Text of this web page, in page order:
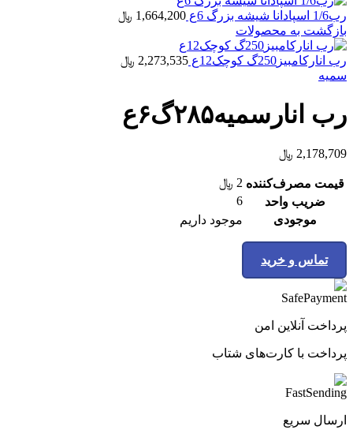
رب1/6 اسپادانا شیشه بزرگ 6ع 1,664,200 ﷼
بازگشت به محصولات
رب انارکامبیز250گ کوچک12ع 2,273,535 ﷼
سمیه
رب انارسمیه۲۸۵گ۶ع
2,178,709 ﷼
قیمت مصرف‌کننده 2 ﷼
ضریب واحد
6
موجودی
موجود داریم
تماس و خرید
پرداخت آنلاین امن
پرداخت با کارت‌های شتاب
ارسال سریع